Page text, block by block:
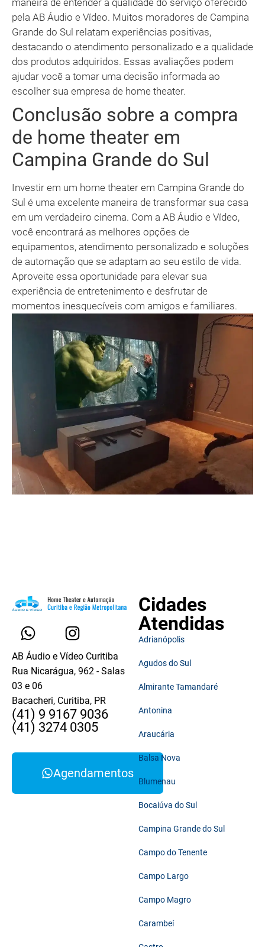
maneira de entender a qualidade do serviço oferecido
pela AB Áudio e Vídeo. Muitos moradores de Campina
Grande do Sul relatam experiências positivas,
destacando o atendimento personalizado e a qualidade
dos produtos adquiridos. Essas avaliações podem
ajudar você a tomar uma decisão informada ao
escolher sua empresa de home theater.
Conclusão sobre a compra
de home theater em
Campina Grande do Sul
Investir em um home theater em Campina Grande do
Sul é uma excelente maneira de transformar sua casa
em um verdadeiro cinema. Com a AB Áudio e Vídeo,
você encontrará as melhores opções de
equipamentos, atendimento personalizado e soluções
de automação que se adaptam ao seu estilo de vida.
Aproveite essa oportunidade para elevar sua
experiência de entretenimento e desfrutar de
momentos inesquecíveis com amigos e familiares.
AB Áudio e Vídeo Curitiba
Rua Nicarágua, 962 - Salas
03 e 06
Bacacheri, Curitiba, PR
(41) 9 9167 9036
(41) 3274 0305
Agendamentos
Cidades
Atendidas
Adrianópolis
Agudos do Sul
Almirante Tamandaré
Antonina
Araucária
Balsa Nova
Blumenau
Bocaiúva do Sul
Campina Grande do Sul
Campo do Tenente
Campo Largo
Campo Magro
Carambeí